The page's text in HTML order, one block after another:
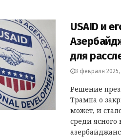
USAID и
для
3 февраля 2025,
Решение
Трампа о
может, и
среди ясного